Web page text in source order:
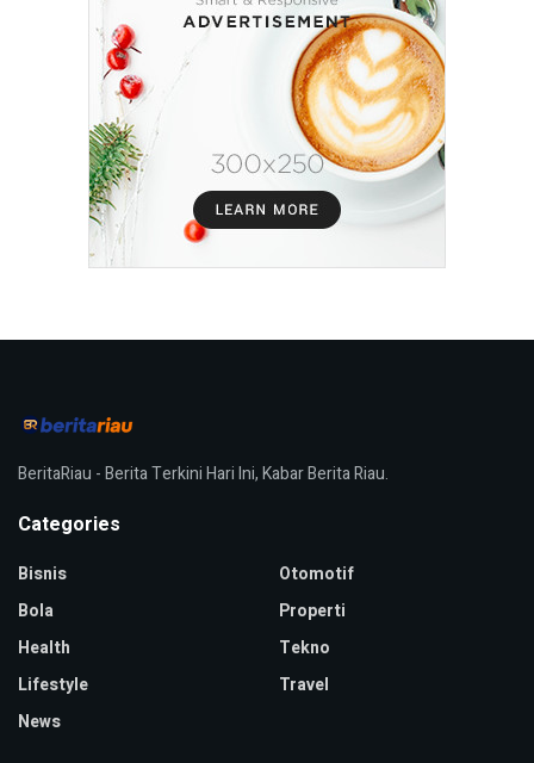
BeritaRiau - Berita Terkini Hari Ini, Kabar Berita Riau.
Categories
Bisnis
Bola
Health
Lifestyle
News
Otomotif
Properti
Tekno
Travel